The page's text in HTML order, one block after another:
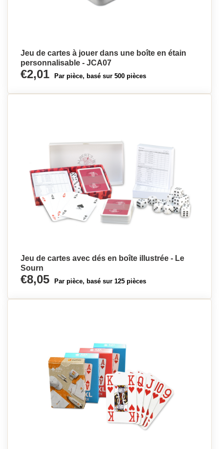
Jeu de cartes à jouer dans une boîte en étain
personnalisable - JCA07
€2,01 Par pièce, basé sur 500 pièces
Jeu de cartes avec dés en boîte illustrée - Le
Sourn
€8,05 Par pièce, basé sur 125 pièces